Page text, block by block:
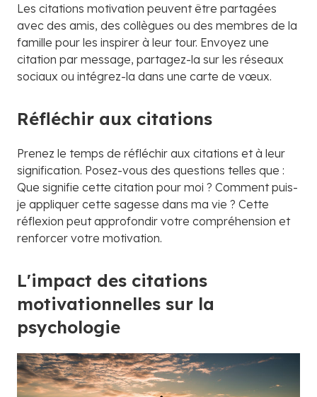
Les citations motivation peuvent être partagées
avec des amis, des collègues ou des membres de la
famille pour les inspirer à leur tour. Envoyez une
citation par message, partagez-la sur les réseaux
sociaux ou intégrez-la dans une carte de vœux.
Réfléchir aux citations
Prenez le temps de réfléchir aux citations et à leur
signification. Posez-vous des questions telles que :
Que signifie cette citation pour moi ? Comment puis-
je appliquer cette sagesse dans ma vie ? Cette
réflexion peut approfondir votre compréhension et
renforcer votre motivation.
L'impact des citations
motivationnelles sur la
psychologie